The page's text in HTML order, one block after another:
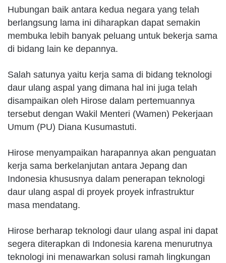
Hubungan baik antara kedua negara yang telah
berlangsung lama ini diharapkan dapat semakin
membuka lebih banyak peluang untuk bekerja sama
di bidang lain ke depannya.
Salah satunya yaitu kerja sama di bidang teknologi
daur ulang aspal yang dimana hal ini juga telah
disampaikan oleh Hirose dalam pertemuannya
tersebut dengan Wakil Menteri (Wamen) Pekerjaan
Umum (PU) Diana Kusumastuti.
Hirose menyampaikan harapannya akan penguatan
kerja sama berkelanjutan antara Jepang dan
Indonesia khususnya dalam penerapan teknologi
daur ulang aspal di proyek proyek infrastruktur
masa mendatang.
Hirose berharap teknologi daur ulang aspal ini dapat
segera diterapkan di Indonesia karena menurutnya
teknologi ini menawarkan solusi ramah lingkungan